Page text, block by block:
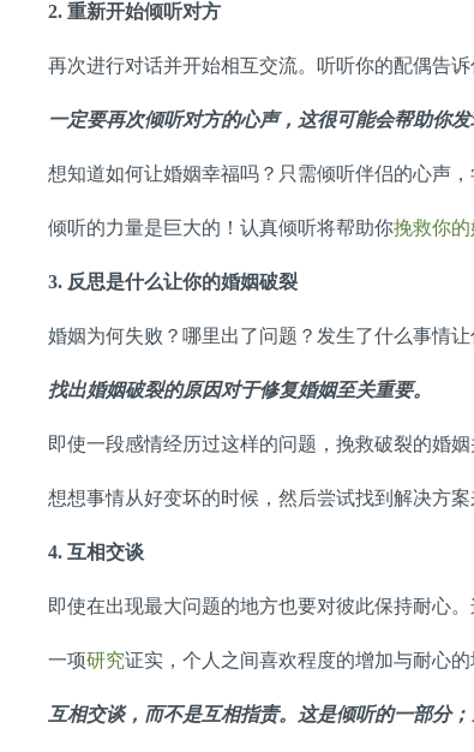
2. 重新开始倾听对方
再次进行对话并开始相互交流。听听你的配偶告
一定要再次倾听对方的心声，这很可能会帮助你发
想知道如何让婚姻幸福吗？只需倾听伴侣的心声
倾听的力量是巨大的！认真倾听将帮助你挽救你的
3. 反思是什么让你的婚姻破裂
婚姻为何失败？哪里出了问题？发生了什么事情
找出婚姻破裂的原因对于修复婚姻至关重要。
即使一段感情经历过这样的问题，挽救破裂的婚姻
想想事情从好变坏的时候，然后尝试找到解决方
4. 互相交谈
即使在出现最大问题的地方也要对彼此保持耐心
一项研究证实，个人之间喜欢程度的增加与耐心的
互相交谈，而不是互相指责。这是倾听的一部分